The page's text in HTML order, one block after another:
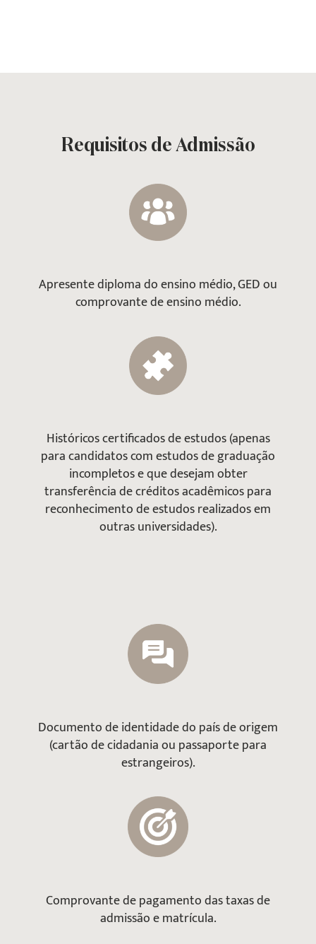
Requisitos de Admissão
Apresente diploma do ensino médio, GED ou
comprovante de ensino médio.
Históricos certificados de estudos (apenas
para candidatos com estudos de graduação
incompletos e que desejam obter
transferência de créditos acadêmicos para
reconhecimento de estudos realizados em
outras universidades).
Documento de identidade do país de origem
(cartão de cidadania ou passaporte para
estrangeiros).
Comprovante de pagamento das taxas de
admissão e matrícula.